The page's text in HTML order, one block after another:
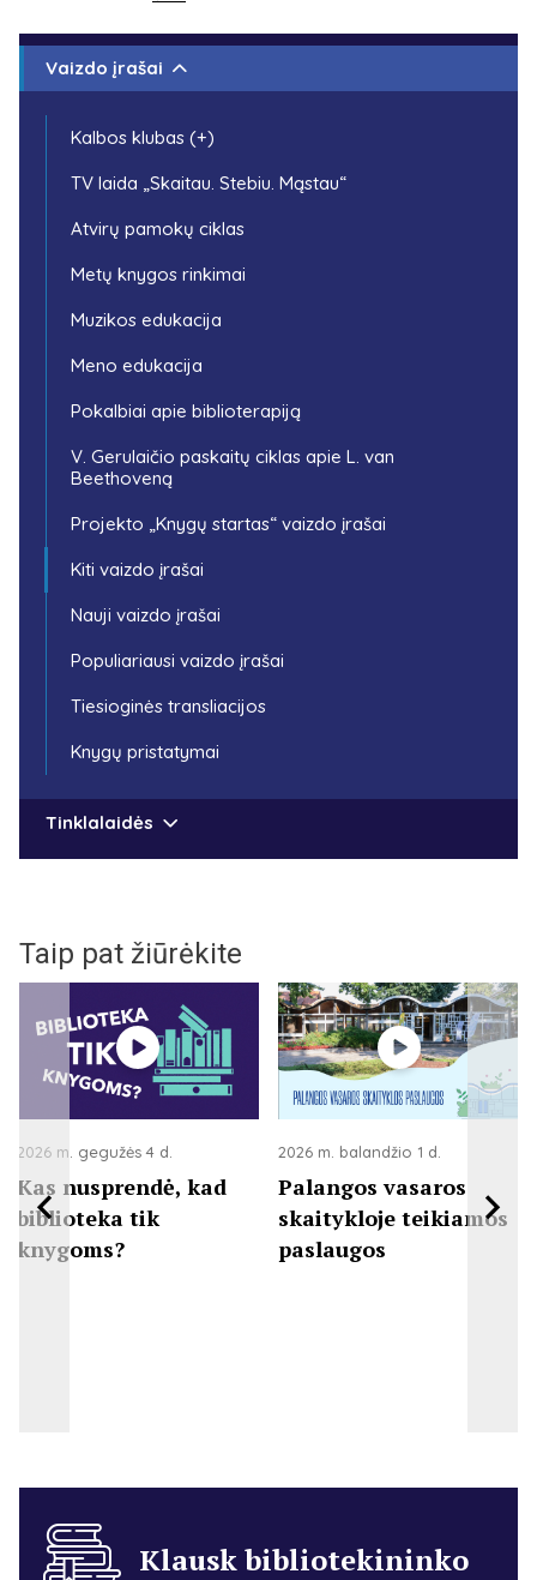
Vaizdo įrašai
Kalbos klubas (+)
TV laida „Skaitau. Stebiu. Mąstau“
Atvirų pamokų ciklas
Metų knygos rinkimai
Muzikos edukacija
Meno edukacija
Pokalbiai apie biblioterapiją
V. Gerulaičio paskaitų ciklas apie L. van
Beethoveną
Projekto „Knygų startas“ vaizdo įrašai
Kiti vaizdo įrašai
Nauji vaizdo įrašai
Populiariausi vaizdo įrašai
Tiesioginės transliacijos
Knygų pristatymai
Tinklalaidės
Taip pat žiūrėkite
2026 m. gegužės 4 d.
Kas nusprendė, kad
biblioteka tik
knygoms?
2026 m. balandžio 1 d.
Palangos vasaros
skaitykloje teikiamos
paslaugos
Klausk bibliotekininko